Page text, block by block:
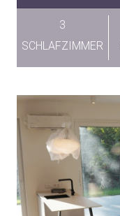
3
SCHLAFZIMMER